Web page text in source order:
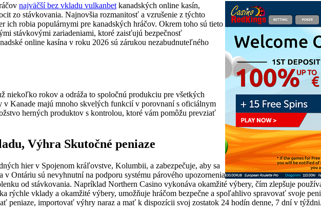
najväčší bez vkladu vulkanbet kanadských online kasín,
zo stávkovania. Najnovšia rozmanitosť a vzrušenie z týchto
ich robia populárnymi pre kanadských hráčov. Okrem toho sú tieto
stávkovými zariadeniami, ktoré zaisťujú bezpečnosť
online kasína v roku 2026 sú zárukou nezabudnuteľného
niekoľko rokov a odráža to spoločnú produkciu pre všetkých
v Kanade majú mnoho skvelých funkcií v porovnaní s oficiálnym
herných produktov s kontrolou, ktoré vám pomôžu prevziať
Výhra Skutočné peniaze
hier v Spojenom kráľovstve, Kolumbii, a zabezpečuje, aby sa
v Ontáriu sú nevyhnutní na podporu systému párového upozornenia
od stávkovania. Napríklad Northern Casino vykonáva okamžité výbery, čím zlepšuje
rýchle vklady a okamžité výbery, umožňuje hráčom bezpečne a spoľahlivo spravovať svoje
peniaze, importovať výhry naraz a mať k dispozícii svoj zostatok 24 hodín denne, 7 dní v týždni.